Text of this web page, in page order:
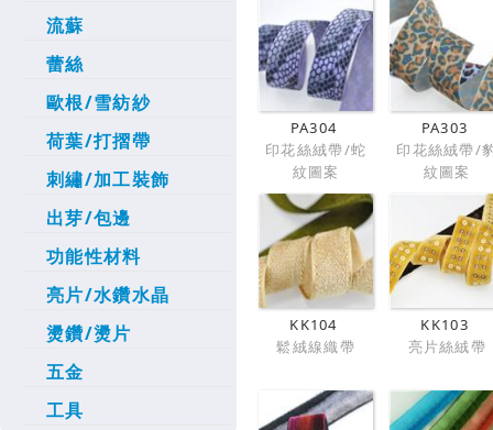
流蘇
蕾絲
歐根/雪紡紗
荷葉/打摺帶
刺繡/加工裝飾
出芽/包邊
功能性材料
亮片/水鑽水晶
燙鑽/燙片
五金
工具
PA304
印花絲絨帶/蛇
紋圖案
PA303
印花絲絨帶/
紋圖案
KK104
鬆絨線織帶
KK103
亮片絲絨帶